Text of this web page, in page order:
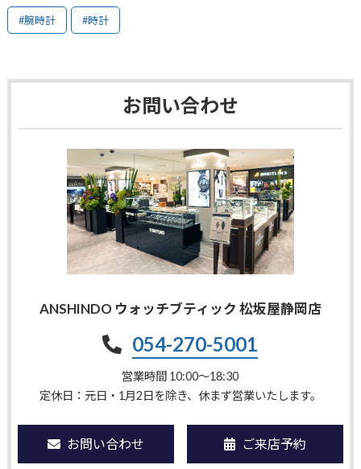
#腕時計 #時計
お問い合わせ
ANSHINDO ウォッチブティック 松坂屋静岡店
054-270-5001
営業時間 10:00〜18:30
定休日：元日・1月2日を除き、休まず営業いたします。
お問い合わせ ご来店予約